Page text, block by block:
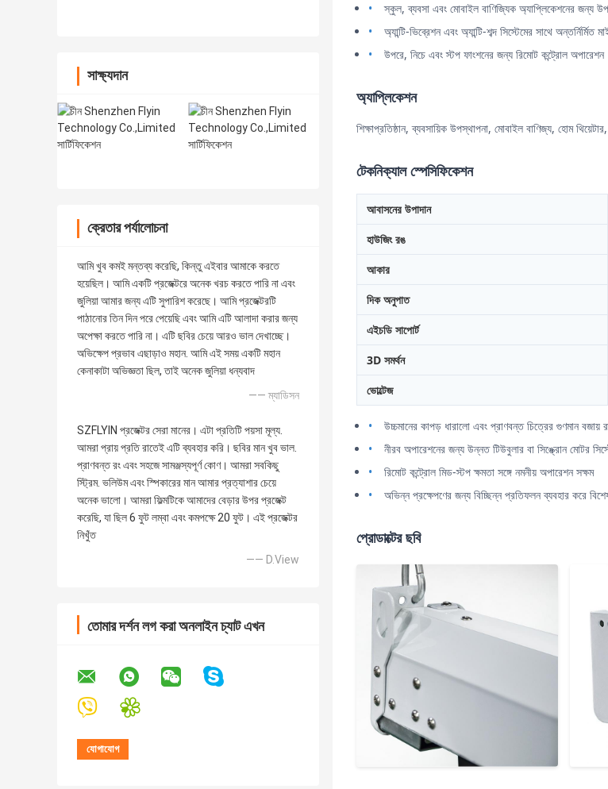
সাক্ষ্যদান
ক্রেতার পর্যালোচনা
আমি খুব কমই মন্তব্য করেছি, কিন্তু এইবার আমাকে করতে
হয়েছিল। আমি একটি প্রজেক্টরে অনেক খরচ করতে পারি না এবং
জুলিয়া আমার জন্য এটি সুপারিশ করেছে। আমি প্রজেক্টরটি
পাঠানোর তিন দিন পরে পেয়েছি এবং আমি এটি আলাদা করার জন্য
অপেক্ষা করতে পারি না। এটি ছবির চেয়ে আরও ভাল দেখাচ্ছে।
অভিক্ষেপ প্রভাব এছাড়াও মহান. আমি এই সময় একটি মহান
কেনাকাটা অভিজ্ঞতা ছিল, তাই অনেক জুলিয়া ধন্যবাদ
—— ম্যাডিসন
SZFLYIN প্রজেক্টর সেরা মানের। এটা প্রতিটি পয়সা মূল্য.
আমরা প্রায় প্রতি রাতেই এটি ব্যবহার করি। ছবির মান খুব ভাল.
প্রাণবন্ত রং এবং সহজে সামঞ্জস্যপূর্ণ কোণ। আমরা সবকিছু
স্ট্রিম. ভলিউম এবং স্পিকারের মান আমার প্রত্যাশার চেয়ে
অনেক ভালো। আমরা ফিল্মটিকে আমাদের বেড়ার উপর প্রজেক্ট
করেছি, যা ছিল 6 ফুট লম্বা এবং কমপক্ষে 20 ফুট। এই প্রজেক্টর
নিখুঁত
—— D.View
তোমার দর্শন লগ করা অনলাইন চ্যাট এখন
স্কুল, ব্যবসা এবং মোবাইল বাণিজ্যিক অ্যাপ্লিকেশনের জন্য
অ্যান্টি-ভিব্রেশন এবং অ্যান্টি-শব্দ সিস্টেমের সাথে অন্তর্নির্মিত
উপরে, নিচে এবং স্টপ ফাংশনের জন্য রিমোট কন্ট্রোল অপারেশন
অ্যাপ্লিকেশন
শিক্ষাপ্রতিষ্ঠান, ব্যবসায়িক উপস্থাপনা, মোবাইল বাণিজ্য, হোম
টেকনিক্যাল স্পেসিফিকেশন
আবাসনের উপাদান
হাউজিং রঙ
আকার
দিক অনুপাত
এইচডি সাপোর্ট
3D সমর্থন
ভোল্টেজ
উচ্চমানের কাপড় ধারালো এবং প্রাণবন্ত চিত্রের গুণমান বজায়
নীরব অপারেশনের জন্য উন্নত টিউবুলার বা সিঙ্ক্রোন মোটর
রিমোট কন্ট্রোল মিড-স্টপ ক্ষমতা সঙ্গে নমনীয় অপারেশন সক্ষম
অভিন্ন প্রক্ষেপণের জন্য বিচ্ছিন্ন প্রতিফলন ব্যবহার করে
প্রোডাক্টের ছবি